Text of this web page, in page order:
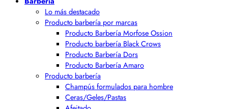
Lo más destacado
Producto barbería por marcas
Producto Barbería Morfose Ossion
Producto barbería Black Crows
Producto Barbería Dors
Producto Barbería Amaro
Producto barbería
Champús formulados para hombre
Ceras/Geles/Pastas